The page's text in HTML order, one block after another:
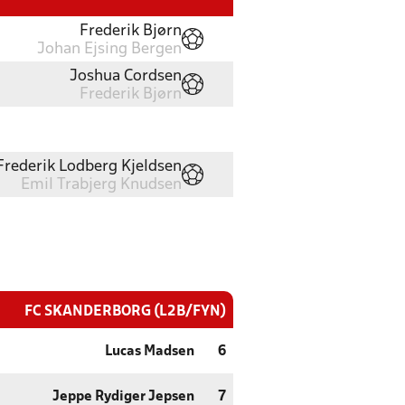
Frederik Bjørn
Johan Ejsing Bergen
Joshua Cordsen
Frederik Bjørn
Lodberg Kjeldsen
Emil Trabjerg Knudsen
FC SKANDERBORG (L2B/FYN)
Lucas Madsen 6
Jeppe Rydiger Jepsen 7